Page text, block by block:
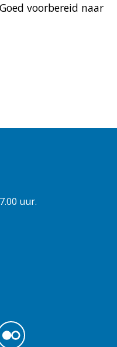
voorbereid naar
uur.